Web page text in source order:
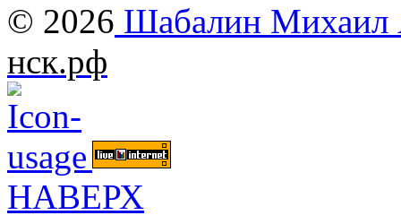
© 2026 Шабалин Михаил
нск.рф
НАВЕРХ